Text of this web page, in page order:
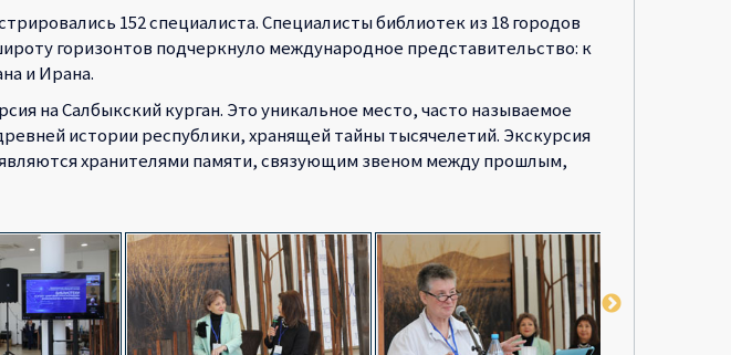
152 специалиста. Специалисты библиотек из 18 городов
горизонтов подчеркнуло международное представительство: к
и Ирана.
на Салбыкский курган. Это уникальное место, часто называемое
истории республики, хранящей тайны тысячелетий. Экскурсия
хранителями памяти, связующим звеном между прошлым,